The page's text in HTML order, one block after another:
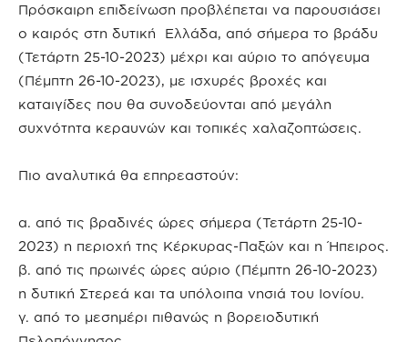
Πρόσκαιρη επιδείνωση προβλέπεται να παρουσιάσει
ο καιρός στη δυτική Ελλάδα, από σήμερα το βράδυ
(Τετάρτη 25-10-2023) μέχρι και αύριο το απόγευμα
(Πέμπτη 26-10-2023), με ισχυρές βροχές και
καταιγίδες που θα συνοδεύονται από μεγάλη
συχνότητα κεραυνών και τοπικές χαλαζοπτώσεις.
Πιο αναλυτικά θα επηρεαστούν:
α. από τις βραδινές ώρες σήμερα (Τετάρτη 25-10-
2023) η περιοχή της Κέρκυρας-Παξών και η Ήπειρος.
β. από τις πρωινές ώρες αύριο (Πέμπτη 26-10-2023)
η δυτική Στερεά και τα υπόλοιπα νησιά του Ιονίου.
γ. από το μεσημέρι πιθανώς η βορειοδυτική